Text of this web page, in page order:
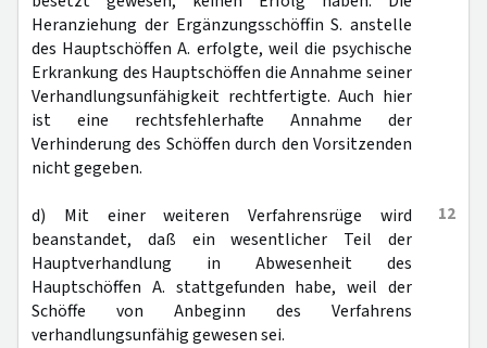
Heranziehung der Ergänzungsschöffin S. anstelle
des Hauptschöffen A. erfolgte, weil die psychische
Erkrankung des Hauptschöffen die Annahme seiner
Verhandlungsunfähigkeit rechtfertigte. Auch hier
ist eine rechtsfehlerhafte Annahme der
Verhinderung des Schöffen durch den Vorsitzenden
nicht gegeben.
12
d) Mit einer weiteren Verfahrensrüge wird
beanstandet, daß ein wesentlicher Teil der
Hauptverhandlung in Abwesenheit des
Hauptschöffen A. stattgefunden habe, weil der
Schöffe von Anbeginn des Verfahrens
verhandlungsunfähig gewesen sei.